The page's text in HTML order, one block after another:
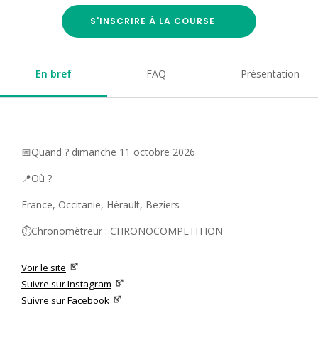
S'INSCRIRE À LA COURSE
En bref FAQ Présentation
📅Quand ? dimanche 11 octobre 2026
📍Où ?
France, Occitanie, Hérault, Beziers
⏱️Chronomètreur : CHRONOCOMPETITION
Voir le site
Suivre sur Instagram
Suivre sur Facebook